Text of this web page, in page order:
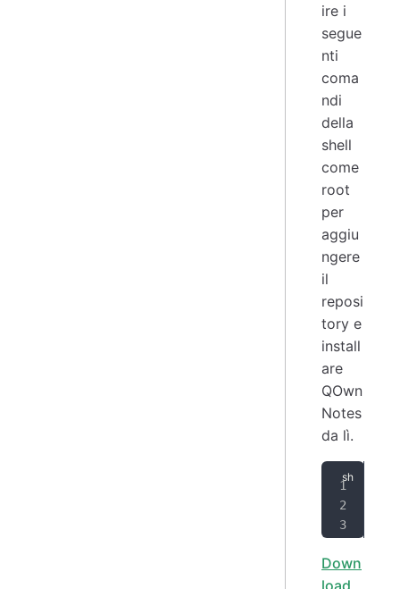
ire i
segue
nti
coma
ndi
della
shell
come
root
per
aggiu
ngere
il
reposi
tory e
install
are
QOwn
Notes
da lì.
Down
load